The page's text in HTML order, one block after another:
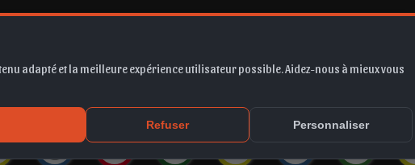
adapté et la meilleure expérience utilisateur possible. Aidez-nous à mieux vous
Refuser Personnaliser